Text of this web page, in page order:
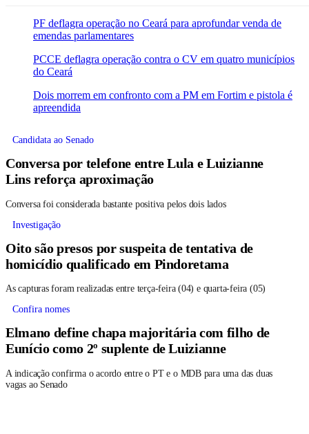
PF deflagra operação no Ceará para aprofundar venda de
emendas parlamentares
PCCE deflagra operação contra o CV em quatro municípios
do Ceará
Dois morrem em confronto com a PM em Fortim e pistola é
apreendida
Candidata ao Senado
Conversa por telefone entre Lula e Luizianne
Lins reforça aproximação
Conversa foi considerada bastante positiva pelos dois lados
Investigação
Oito são presos por suspeita de tentativa de
homicídio qualificado em Pindoretama
As capturas foram realizadas entre terça-feira (04) e quarta-feira (05)
Confira nomes
Elmano define chapa majoritária com filho de
Eunício como 2º suplente de Luizianne
A indicação confirma o acordo entre o PT e o MDB para uma das duas
vagas ao Senado